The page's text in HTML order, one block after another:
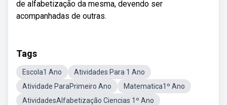
de alfabetização da mesma, devendo ser
acompanhadas de outras.
Tags
Escola1 Ano
Atividades Para 1 Ano
Atividade ParaPrimeiro Ano
Matematica1º Ano
AtividadesAlfabetização Ciencias 1º Ano